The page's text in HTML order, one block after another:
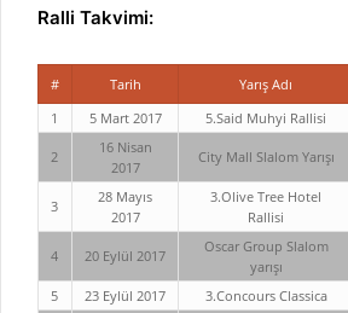
Ralli Takvimi:
# Tarih Yarış Adı
1
5 Mart 2017 5.Said Muhyi Rallisi
2
16 Nisan
2017
City Mall Slalom Yarışı
3
28 Mayıs
2017
3.Olive Tree Hotel
Rallisi
4 20 Eylül 2017
Oscar Group Slalom
yarışı
5 23 Eylül 2017 3.Concours Classica